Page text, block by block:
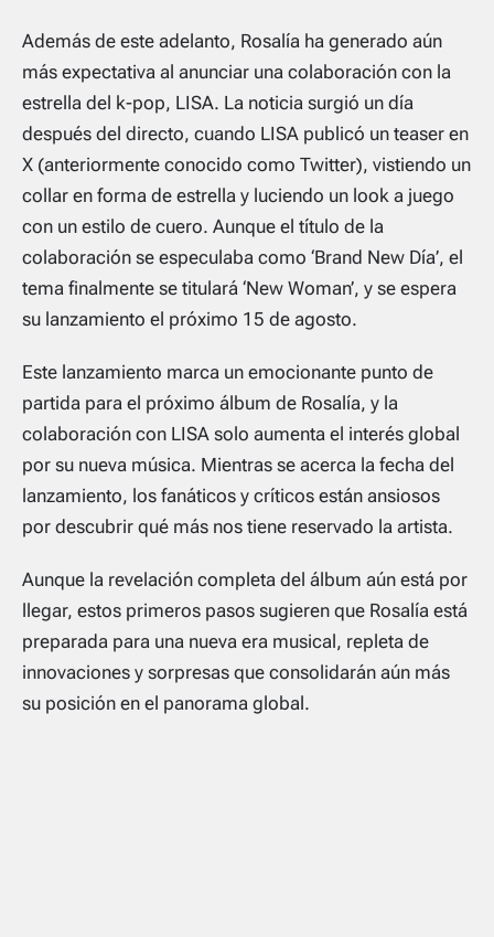
Además de este adelanto, Rosalía ha generado aún
más expectativa al anunciar una colaboración con la
estrella del k-pop, LISA. La noticia surgió un día
después del directo, cuando LISA publicó un teaser en
X (anteriormente conocido como Twitter), vistiendo un
collar en forma de estrella y luciendo un look a juego
con un estilo de cuero. Aunque el título de la
colaboración se especulaba como ‘Brand New Día’, el
tema finalmente se titulará ‘New Woman’, y se espera
su lanzamiento el próximo 15 de agosto.
Este lanzamiento marca un emocionante punto de
partida para el próximo álbum de Rosalía, y la
colaboración con LISA solo aumenta el interés global
por su nueva música. Mientras se acerca la fecha del
lanzamiento, los fanáticos y críticos están ansiosos
por descubrir qué más nos tiene reservado la artista.
Aunque la revelación completa del álbum aún está por
llegar, estos primeros pasos sugieren que Rosalía está
preparada para una nueva era musical, repleta de
innovaciones y sorpresas que consolidarán aún más
su posición en el panorama global.